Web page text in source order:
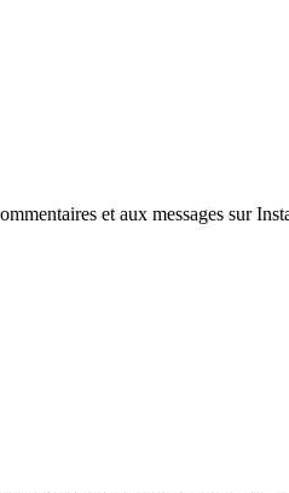
et aux messages sur